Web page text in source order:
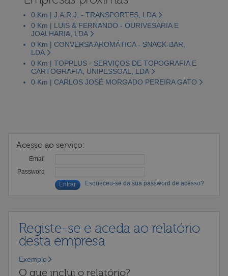
0 Km | J.A.R.J. - TRANSPORTES, LDA
0 Km | LUIS & FERNANDO - OURIVESARIA E
JOALHARIA, LDA
0 Km | CONVERSA AROMÁTICA - SNACK-BAR,
LDA
0 Km | TOPPLUS - SERVIÇOS DE TOPOGRAFIA E
CARTOGRAFIA, UNIPESSOAL, LDA
0 Km | CARLOS JOSÉ MORGADO PEREIRA GATO
Acesso ao serviço:
Email
Password
Esqueceu-se da sua password de acesso?
Registe-se e aceda ao relatório
desta empresa
Exemplo
O que inclui o relatório?